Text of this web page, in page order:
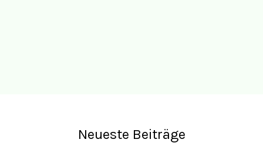
Neueste Beiträge